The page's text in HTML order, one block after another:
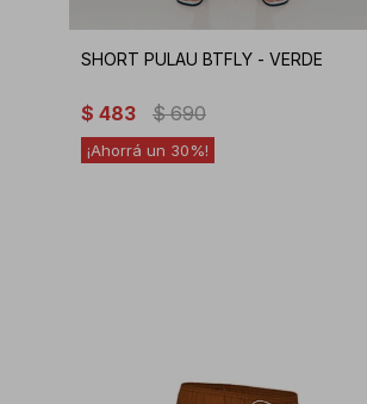
SHORT PULAU BTFLY - VERDE
$ 483 $ 690
30